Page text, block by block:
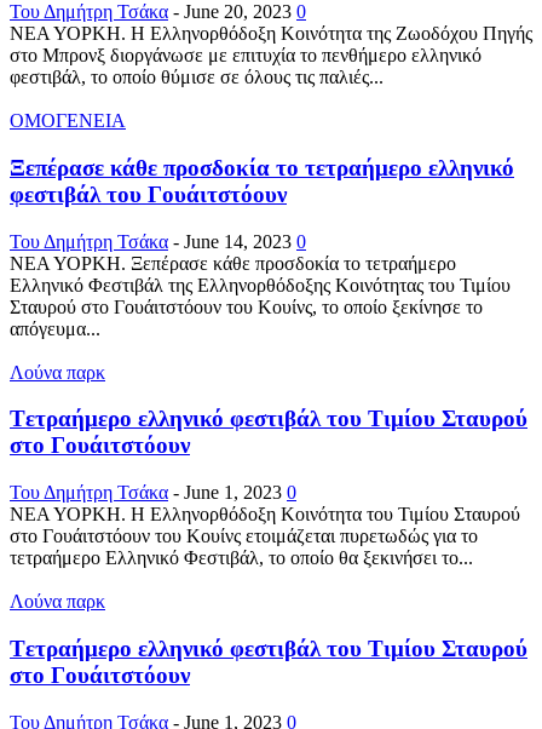
Του Δημήτρη Τσάκα - June 20, 2023 0
ΝΕΑ ΥΟΡΚΗ. Η Ελληνορθόδοξη Κοινότητα της Ζωοδόχου Πηγής
στο Μπρονξ διοργάνωσε με επιτυχία το πενθήμερο ελληνικό
φεστιβάλ, το οποίο θύμισε σε όλους τις παλιές...
ΟΜΟΓΕΝΕΙΑ
Ξεπέρασε κάθε προσδοκία το τετραήμερο ελληνικό
φεστιβάλ του Γουάιτστόουν
Του Δημήτρη Τσάκα - June 14, 2023 0
ΝΕΑ ΥΟΡΚΗ. Ξεπέρασε κάθε προσδοκία το τετραήμερο
Ελληνικό Φεστιβάλ της Ελληνορθόδοξης Κοινότητας του Τιμίου
Σταυρού στο Γουάιτστόουν του Κουίνς, το οποίο ξεκίνησε το
απόγευμα...
Λούνα παρκ
Tετραήμερο ελληνικό φεστιβάλ του Τιμίου Σταυρού
στο Γουάιτστόουν
Του Δημήτρη Τσάκα - June 1, 2023 0
ΝΕΑ ΥΟΡΚΗ. Η Ελληνορθόδοξη Κοινότητα του Τιμίου Σταυρού
στο Γουάιτστόουν του Κουίνς ετοιμάζεται πυρετωδώς για το
τετραήμερο Ελληνικό Φεστιβάλ, το οποίο θα ξεκινήσει το...
Λούνα παρκ
Tετραήμερο ελληνικό φεστιβάλ του Τιμίου Σταυρού
στο Γουάιτστόουν
Του Δημήτρη Τσάκα - June 1, 2023 0